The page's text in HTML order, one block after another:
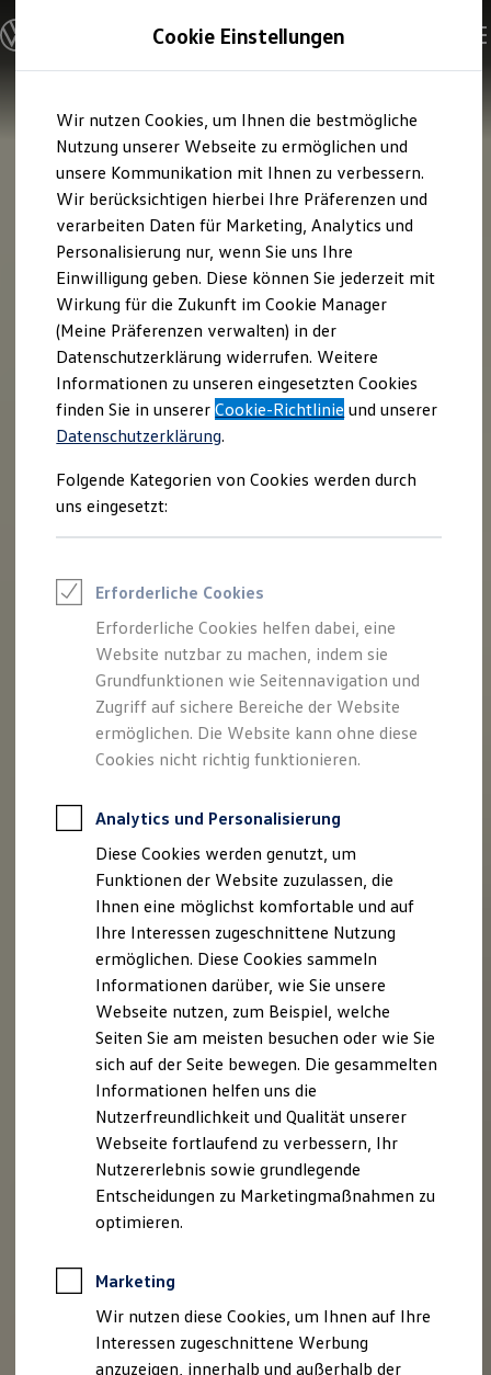
Hauptinhalt
springen
Footer
springen
Modelle & Konfigurator
Nutzfahrzeugkategorien entdecken
Modelle konfigurieren
Vorgängermodelle und Oldtimer
Vorgängermodelle
Oldtimer
Bulli Historie
Branchenlösungen & Gewerbekunden
Umbaulösungen und Hersteller finden
Auf- und Umbauten entdecken & konfigurieren
Groß- und Sonderkunden
Großkunden
Kommunen & Behörden
Journalisten
Sportvereine
Branchenlösungen
Bau & Handwerk
Gewerbliche Personenbeförderung
Service & mobile Werkstätten
Kurier, Logistik & Handel
Feuerwehr
Rettungsdienste
ONE Business ID Vorteile
Fahrzeugsuche & Marktplatz
Digitaler Marktplatz
Kauf & Finanzierung
Online-Fahrzeugbewertung
Aktionen & Angebote
E-Auto-Förderung
Für Privatkunden
Für Gewerbekunden
Profi Paket
TopDeal
Zertifizierte Gebrauchtwagen
Für Privatkunden
Für Gewerbekunden
Leasing
Für Privatkunden
Für Gewerbekunden
Versicherungen & Garantien
Garantien
Kfz-Versicherung für Nutzfahrzeuge
Restschuldversicherung
Wartungsverträge
Besitzer & Service
Reparatur & Service
Sommer-Special
Reparatur, Pflege & Inspektion
Servicetermin anfragen
Service-Vorteile bei Volkswagen Nutzfahrzeuge
ServicePlus
Economy Service
Räder & Reifen Service
Ersatzfahrzeuge
Software, Konnektivität & Apps
California App
VW Connect für Ihren ID. Buzz
VW Connect für Ihren Transporter/Caravelle
VW Connect für Ihren Amarok
VW Connect für andere Modelle
Cookie Einstellungen
Wir nutzen Cookies, um Ihnen die bestmögliche
Nutzung unserer Webseite zu ermöglichen und
unsere Kommunikation mit Ihnen zu verbessern.
Wir berücksichtigen hierbei Ihre Präferenzen und
verarbeiten Daten für Marketing, Analytics und
Personalisierung nur, wenn Sie uns Ihre
Einwilligung geben. Diese können Sie jederzeit mit
Wirkung für die Zukunft im Cookie Manager
(Meine Präferenzen verwalten) in der
Datenschutzerklärung widerrufen. Weitere
Informationen zu unseren eingesetzten Cookies
finden Sie in unsererCookie-Richtlinie und unserer
Datenschutzerklärung.
Folgende Kategorien von Cookies werden durch
uns eingesetzt:
Erforderliche Cookies
Erforderliche Cookies helfen dabei, eine
Website nutzbar zu machen, indem sie
Grundfunktionen wie Seitennavigation und
Zugriff auf sichere Bereiche der Website
ermöglichen. Die Website kann ohne diese
Cookies nicht richtig funktionieren.
Analytics und Personalisierung
Diese Cookies werden genutzt, um
Funktionen der Website zuzulassen, die
Ihnen eine möglichst komfortable und auf
Ihre Interessen zugeschnittene Nutzung
ermöglichen. Diese Cookies sammeln
Informationen darüber, wie Sie unsere
Webseite nutzen, zum Beispiel, welche
Seiten Sie am meisten besuchen oder wie Sie
sich auf der Seite bewegen. Die gesammelten
Informationen helfen uns die
Nutzerfreundlichkeit und Qualität unserer
Webseite fortlaufend zu verbessern, Ihr
Nutzererlebnis sowie grundlegende
Entscheidungen zu Marketingmaßnahmen zu
optimieren.
Marketing
Wir nutzen diese Cookies, um Ihnen auf Ihre
Interessen zugeschnittene Werbung
anzuzeigen, innerhalb und außerhalb der